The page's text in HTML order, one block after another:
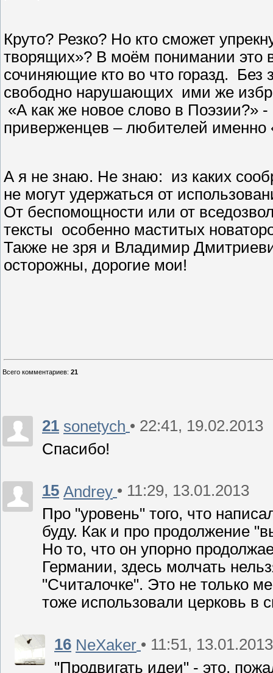
Круто? Резко? Но кто сможет
творящих»? В моём понимании это
сочиняющие кто во что горазд.
Без
свободно нарушающих ими же
«А как же новое слово в Поэзии?» -
приверженцев – любителей именно
А я не знаю. Не знаю:
из каких
не могут удержаться от
От беспомощности или от
тексты
особенно маститых
Также не зря и Владимир
осторожны, дорогие мои!
Всего комментариев: 21
21 sonetych • 22:41, 19.02.2013
Спасибо!
15 Andrey • 11:29, 13.01.2013
Про "уровень" того, что
буду. Как и про продолжение
Но то, что он упорно
Германии, здесь молчать
"Считалочке". Это не только
тоже использовали церковь в
16 NeXaker • 11:51, 13.01.2013
"Продвигать идеи" - это,